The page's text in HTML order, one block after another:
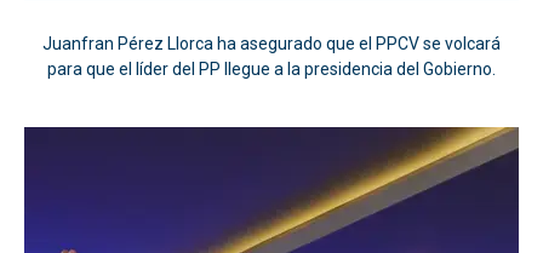
Juanfran Pérez Llorca ha asegurado que el PPCV se volcará
para que el líder del PP llegue a la presidencia del Gobierno.